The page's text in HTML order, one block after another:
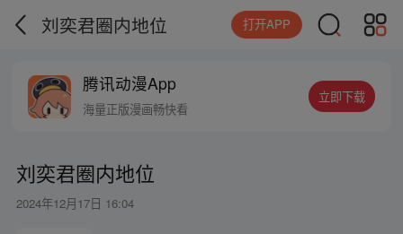
刘奕君圈内地位 打开APP
腾讯动漫App
海量正版漫画畅快看
立即下载
刘奕君圈内地位
2024年12月17日 16:04